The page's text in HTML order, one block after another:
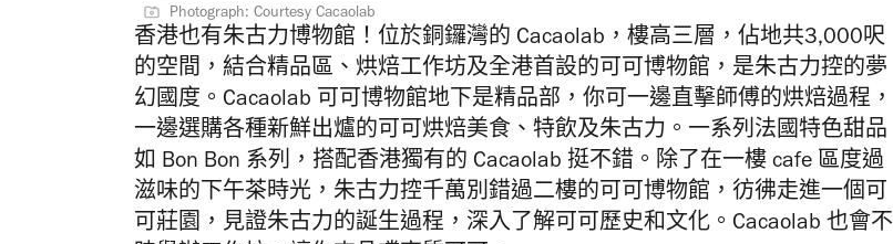
Photograph: Courtesy Cacaolab
香港也有朱古力博物館！位於銅鑼灣的 Cacaolab，樓高三層，佔地共3,000呎
的空間，結合精品區、烘焙工作坊及全港首設的可可博物館，是朱古力控的夢
幻國度。Cacaolab 可可博物館地下是精品部，你可一邊直擊師傅的烘焙過程，
一邊選購各種新鮮出爐的可可烘焙美食、特飲及朱古力。一系列法國特色甜品
如 Bon Bon 系列，搭配香港獨有的 Cacaolab 挺不錯。除了在一樓 cafe 區度過
滋味的下午茶時光，朱古力控千萬別錯過二樓的可可博物館，彷彿走進一個可
可莊園，見證朱古力的誕生過程，深入了解可可歷史和文化。Cacaolab 也會不